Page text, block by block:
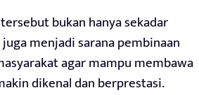
bukan hanya sekadar
menjadi sarana pembinaan
agar mampu membawa
dikenal dan berprestasi.